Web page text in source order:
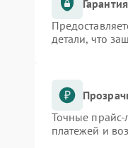
детали, что
Точные прайс-
платежей и